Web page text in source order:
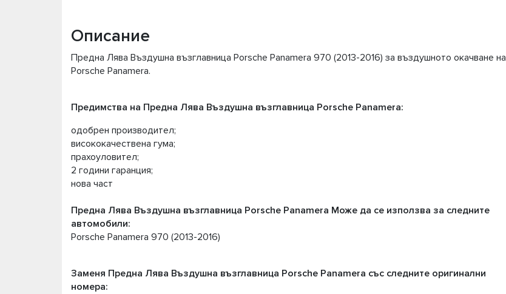
Описание
Предна Лява Въздушна възглавница Porsche Panamera 970 (2013-2016) за въздушното окачване на
Porsche Panamera.
Предимства на Предна Лява Въздушна възглавница Porsche Panamera:
одобрен производител;
висококачествена гума;
прахоуловител;
2 години гаранция;
нова част
Предна Лява Въздушна възглавница Porsche Panamera Може да се използва за следните
автомобили:
Porsche Panamera 970 (2013-2016)
Заменя Предна Лява Въздушна възглавница Porsche Panamera със следните оригинални
номера: